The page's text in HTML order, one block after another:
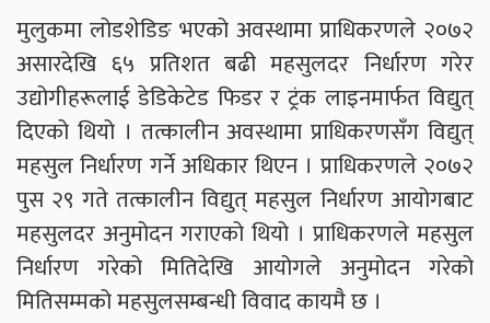
मुलुकमा लोडशेडिङ भएको अवस्थामा प्राधिकरणले २०७२
असारदेखि ६५ प्रतिशत बढी महसुलदर निर्धारण गरेर
उद्योगीहरूलाई डेडिकेटेड फिडर र ट्रंक लाइनमार्फत विद्युत्
दिएको थियो । तत्कालीन अवस्थामा प्राधिकरणसँग विद्युत्
महसुल निर्धारण गर्ने अधिकार थिएन । प्राधिकरणले २०७२
पुस २९ गते तत्कालीन विद्युत् महसुल निर्धारण आयोगबाट
महसुलदर अनुमोदन गराएको थियो । प्राधिकरणले महसुल
निर्धारण गरेको मितिदेखि आयोगले अनुमोदन गरेको
मितिसम्मको महसुलसम्बन्धी विवाद कायमै छ ।